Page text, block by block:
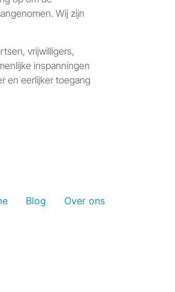
Wij zijn
vrijwilligers,
inspanningen
en eerlijker toegang
Blog
Over ons